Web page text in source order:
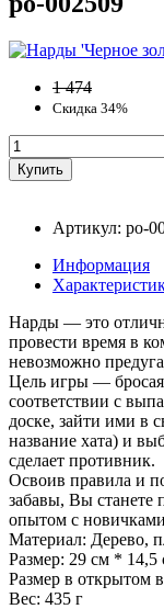
1 474
Скидка 34%
Артикул: po-
Информация
Нарды — это
провести время в
невозможно
Цель игры —
соответствии с
доске, зайти ими в
название хата) и
сделает противник.
Освоив правила и
забавы, Вы станете
опытом с
Материал: Дерево,
Размер: 29 см *
Размер в открытом
Вес: 435 г